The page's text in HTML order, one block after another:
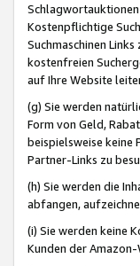
Schlagwortauktionen
Kostenpflichtige
Suchmaschinen
kostenfreien
auf Ihre Website
(g) Sie werden
Form von Geld,
beispielsweise keine
Partner-Links zu
(h) Sie werden die
abfangen,
(i) Sie werden keine
Kunden der